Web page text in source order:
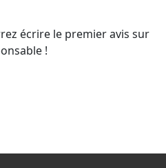
écrire le premier avis sur
!